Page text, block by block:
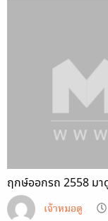
ฤกษ์ออกรถ 2558 ม
เจ้าหมอดู